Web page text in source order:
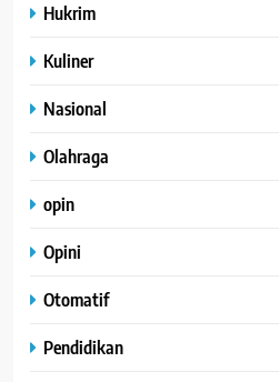
Hukrim
Kuliner
Nasional
Olahraga
opin
Opini
Otomatif
Pendidikan